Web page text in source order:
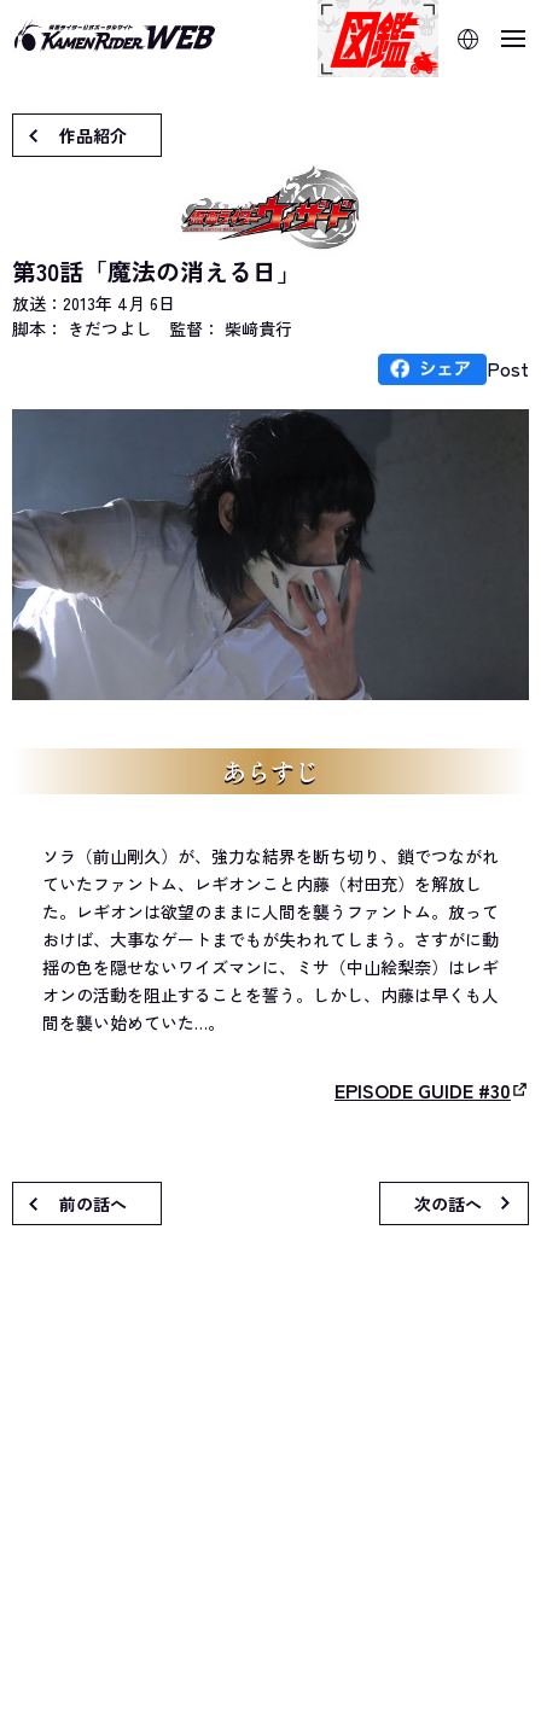
当サイトでは、機械的な自動翻訳サービスを使用していま
す。指定した言語に切り替わらないページは、ブラウザの翻
訳機能をご利用ください。
作品紹介
第30話「魔法の消える日」
放送： 2013年 4月 6日
脚本： きだつよし
監督： 柴﨑貴行
Post
あらすじ
ソラ（前山剛久）が、強力な結界を断ち切り、鎖でつながれ
ていたファントム、レギオンこと内藤（村田充）を解放し
た。レギオンは欲望のままに人間を襲うファントム。放って
おけば、大事なゲートまでもが失われてしまう。さすがに動
揺の色を隠せないワイズマンに、ミサ（中山絵梨奈）はレギ
オンの活動を阻止することを誓う。しかし、内藤は早くも人
間を襲い始めていた…。
EPISODE GUIDE #30
前の話へ 次の話へ